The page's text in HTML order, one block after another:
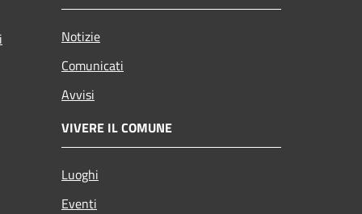
Notizie
Comunicati
Avvisi
VIVERE IL COMUNE
Luoghi
Eventi